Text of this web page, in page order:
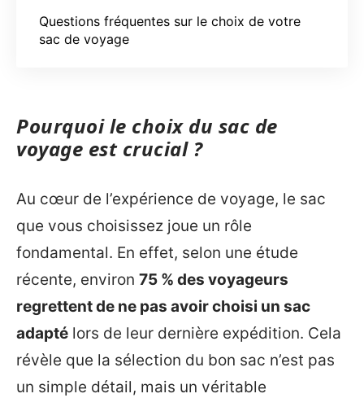
Questions fréquentes sur le choix de votre
sac de voyage
Pourquoi le choix du sac de
voyage est crucial ?
Au cœur de l’expérience de voyage, le sac
que vous choisissez joue un rôle
fondamental. En effet, selon une étude
récente, environ 75 % des voyageurs
regrettent de ne pas avoir choisi un sac
adapté lors de leur dernière expédition. Cela
révèle que la sélection du bon sac n’est pas
un simple détail, mais un véritable